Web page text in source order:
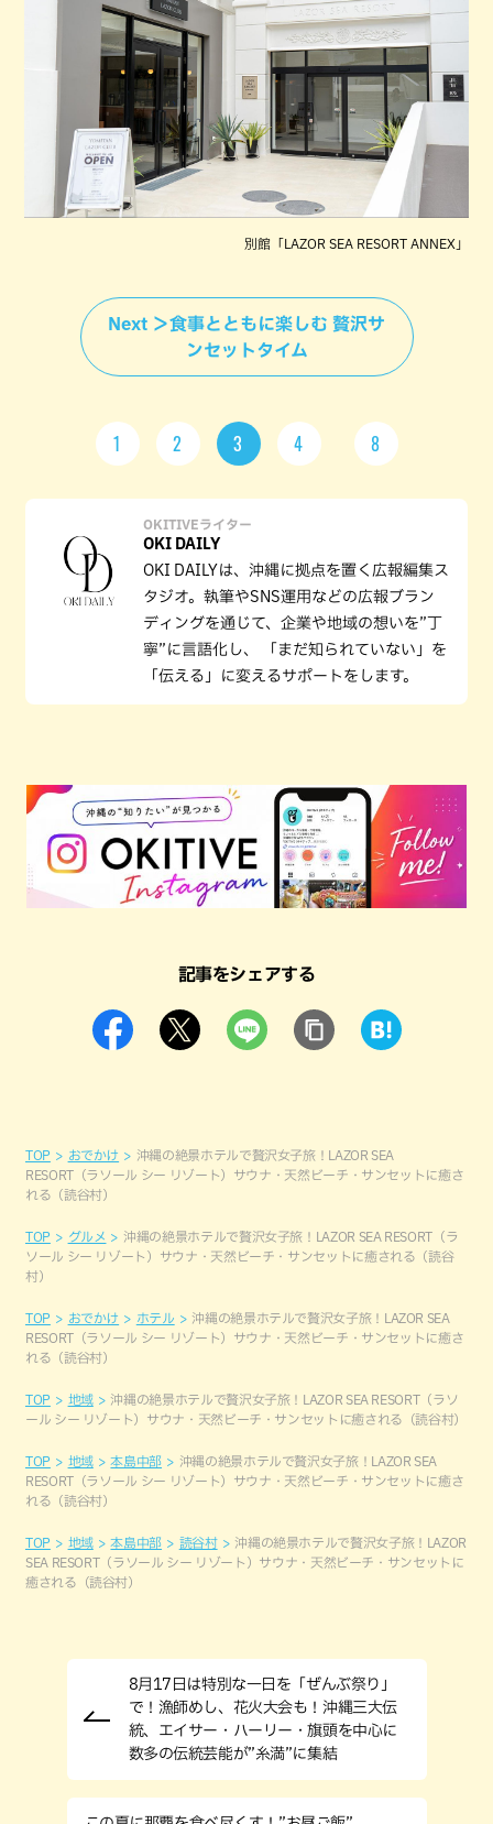
別館「LAZOR SEA RESORT ANNEX」
Next ＞食事とともに楽しむ 贅沢サ
ンセットタイム
1 2 3 4 8
OKITIVEライター
OKI DAILY
OKI DAILYは、沖縄に拠点を置く広報編集ス
タジオ。執筆やSNS運用などの広報ブラン
ディングを通じて、企業や地域の想いを”丁
寧”に言語化し、 「まだ知られていない」を
「伝える」に変えるサポートをします。
記事をシェアする
TOP おでかけ
沖縄の絶景ホテルで贅沢女子旅！LAZOR SEA
RESORT（ラソール シー リゾート）サウナ・天然ビーチ・サンセットに癒さ
れる（読谷村）
TOP グルメ
沖縄の絶景ホテルで贅沢女子旅！LAZOR SEA RESORT（ラ
ソール シー リゾート）サウナ・天然ビーチ・サンセットに癒される（読谷
村）
TOP おでかけ ホテル
沖縄の絶景ホテルで贅沢女子旅！LAZOR SEA
RESORT（ラソール シー リゾート）サウナ・天然ビーチ・サンセットに癒さ
れる（読谷村）
TOP 地域
沖縄の絶景ホテルで贅沢女子旅！LAZOR SEA RESORT（ラソ
ール シー リゾート）サウナ・天然ビーチ・サンセットに癒される（読谷村）
TOP 地域 本島中部
沖縄の絶景ホテルで贅沢女子旅！LAZOR SEA
RESORT（ラソール シー リゾート）サウナ・天然ビーチ・サンセットに癒さ
れる（読谷村）
TOP 地域 本島中部 読谷村
沖縄の絶景ホテルで贅沢女子旅！LAZOR
SEA RESORT（ラソール シー リゾート）サウナ・天然ビーチ・サンセットに
癒される（読谷村）
8月17日は特別な一日を「ぜんぶ祭り」
で！漁師めし、花火大会も！沖縄三大伝
統、エイサー・ハーリー・旗頭を中心に
数多の伝統芸能が”糸満”に集結